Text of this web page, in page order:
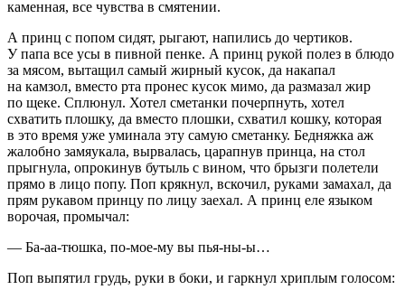
каменная, все чувства в смятении.
А принц с попом сидят, рыгают, напились до чертиков.
У папа все усы в пивной пенке. А принц рукой полез в блюдо
за мясом, вытащил самый жирный кусок, да накапал
на камзол, вместо рта пронес кусок мимо, да размазал жир
по щеке. Сплюнул. Хотел сметанки почерпнуть, хотел
схватить плошку, да вместо плошки, схватил кошку, которая
в это время уже уминала эту самую сметанку. Бедняжка аж
жалобно замяукала, вырвалась, царапнув принца, на стол
прыгнула, опрокинув бутыль с вином, что брызги полетели
прямо в лицо попу. Поп крякнул, вскочил, руками замахал, да
прям рукавом принцу по лицу заехал. А принц еле языком
ворочая, промычал:
— Ба-аа-тюшка, по-мое-му вы пья-ны-ы…
Поп выпятил грудь, руки в боки, и гаркнул хриплым голосом: